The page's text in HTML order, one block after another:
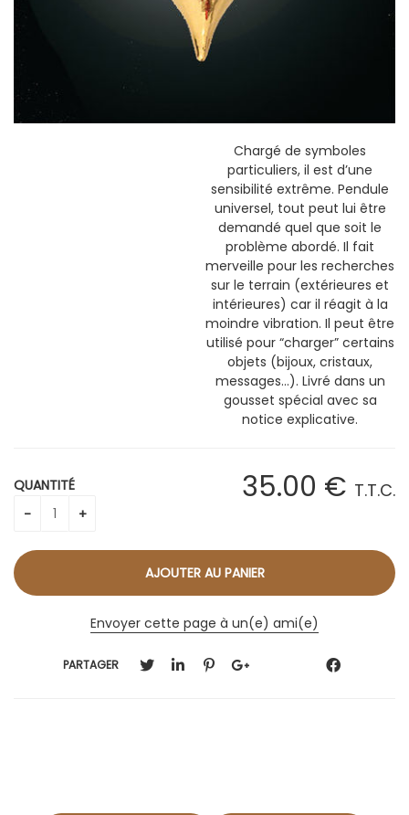
Chargé de symboles
particuliers, il est d’une
sensibilité extrême. Pendule
universel, tout peut lui être
demandé quel que soit le
problème abordé. Il fait
merveille pour les recherches
sur le terrain (extérieures et
intérieures) car il réagit à la
moindre vibration. Il peut être
utilisé pour “charger” certains
objets (bijoux, cristaux,
messages…). Livré dans un
gousset spécial avec sa
notice explicative.
35.00 € T.T.C.
QUANTITÉ
Envoyer cette page à un(e) ami(e)
PARTAGER